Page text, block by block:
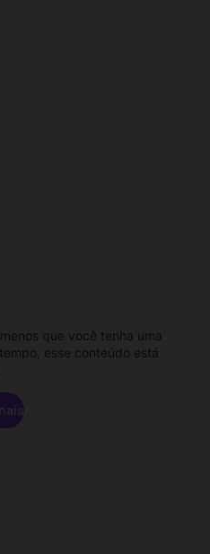
que você tenha uma
esse conteúdo está